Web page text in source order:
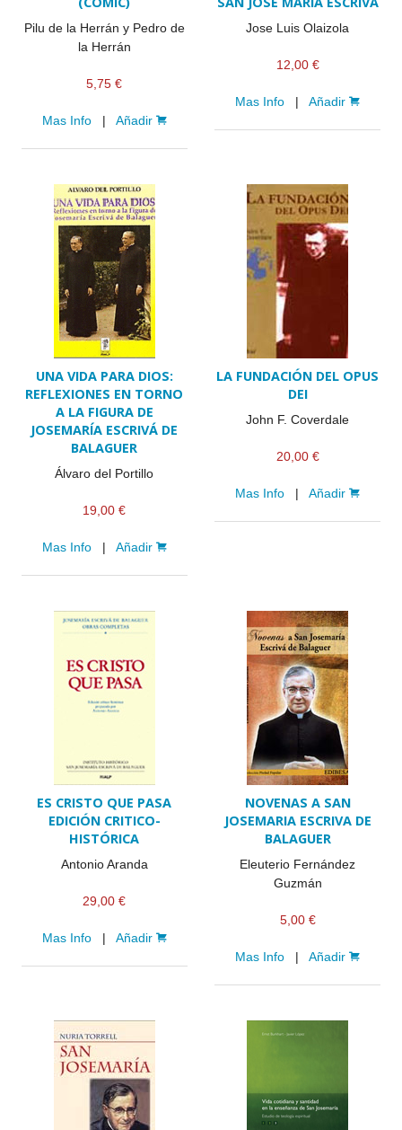
Pilu de la Herrán y Pedro de
la Herrán
5,75 €
Mas Info| Añadir
Jose Luis Olaizola
12,00 €
Mas Info |Añadir
UNA VIDA PARA DIOS:
REFLEXIONES EN TORNO
A LA FIGURA DE
JOSEMARÍA ESCRIVÁ DE
BALAGUER
Álvaro del Portillo
19,00 €
Mas Info| Añadir
LA FUNDACIÓN DEL OPUS
DEI
John F. Coverdale
20,00 €
Mas Info |Añadir
ES CRISTO QUE PASA
EDICIÓN CRITICO-
HISTÓRICA
Antonio Aranda
29,00 €
Mas Info| Añadir
NOVENAS A SAN
JOSEMARIA ESCRIVA DE
BALAGUER
Eleuterio Fernández
Guzmán
5,00 €
Mas Info |Añadir